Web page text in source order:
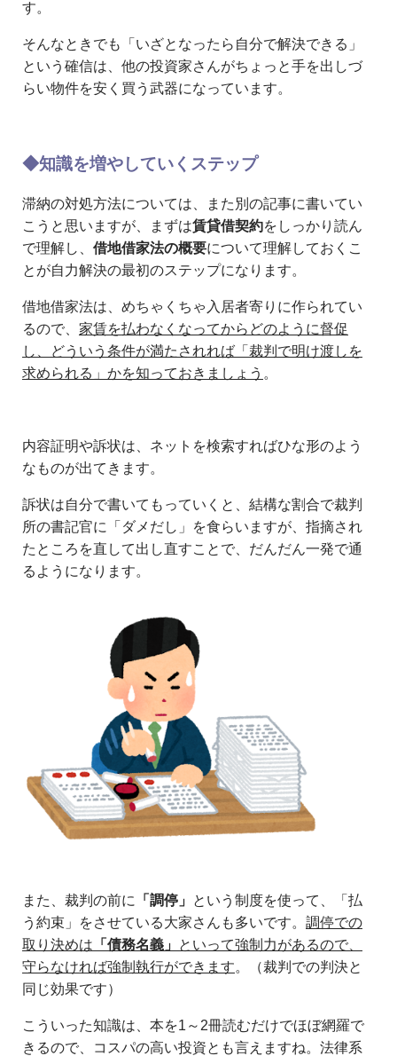
す。
そんなときでも「いざとなったら自分で解決できる」
という確信は、他の投資家さんがちょっと手を出しづ
らい物件を安く買う武器になっています。
◆知識を増やしていくステップ
滞納の対処方法については、また別の記事に書いてい
こうと思いますが、まずは賃貸借契約をしっかり読ん
で理解し、 借地借家法の概要について理解しておくこ
とが自力解決の最初のステップになります。
借地借家法は、めちゃくちゃ入居者寄りに作られてい
るので、 家賃を払わなくなってからどのように督促
し、どういう条件が満たされれば「裁判で明け渡しを
求められる」かを知っておきましょう 。
内容証明や訴状は、ネットを検索すればひな形のよう
なものが出てきます。
訴状は自分で書いてもっていくと、結構な割合で裁判
所の書記官に「ダメだし」を食らいますが、指摘され
たところを直して出し直すことで、だんだん一発で通
るようになります。
また、裁判の前に 「調停」 という制度を使って、「払
う約束」をさせている大家さんも多いです。 調停での
取り決めは 「債務名義」 といって強制力があるので、
守らなければ強制執行ができます。（裁判での判決と
同じ効果です）
こういった知識は、本を1～2冊読むだけでほぼ網羅で
きるので、コスパの高い投資とも言えますね。法律系